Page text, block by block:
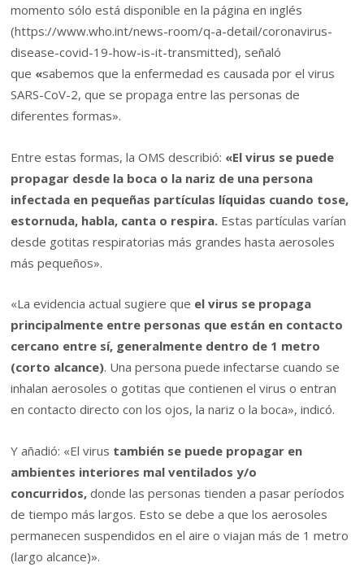
momento sólo está disponible en la página en inglés
(https://www.who.int/news-room/q-a-detail/coronavirus-
disease-covid-19-how-is-it-transmitted), señaló
que «sabemos que la enfermedad es causada por el virus
SARS-CoV-2, que se propaga entre las personas de
diferentes formas».
Entre estas formas, la OMS describió: «El virus se puede
propagar desde la boca o la nariz de una persona
infectada en pequeñas partículas líquidas cuando tose,
estornuda, habla, canta o respira. Estas partículas varían
desde gotitas respiratorias más grandes hasta aerosoles
más pequeños».
«La evidencia actual sugiere que el virus se propaga
principalmente entre personas que están en contacto
cercano entre sí, generalmente dentro de 1 metro
(corto alcance). Una persona puede infectarse cuando se
inhalan aerosoles o gotitas que contienen el virus o entran
en contacto directo con los ojos, la nariz o la boca», indicó.
Y añadió: «El virus también se puede propagar en
ambientes interiores mal ventilados y/o
concurridos, donde las personas tienden a pasar períodos
de tiempo más largos. Esto se debe a que los aerosoles
permanecen suspendidos en el aire o viajan más de 1 metro
(largo alcance)».